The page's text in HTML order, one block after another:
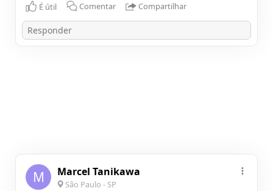
É útil Comentar Compartilhar
M Marcel Tanikawa
São Paulo - SP